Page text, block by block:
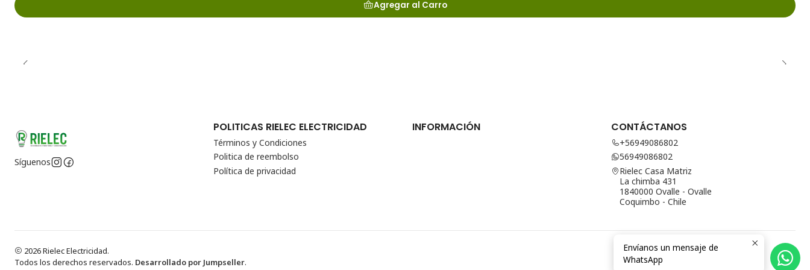
Agregar al Carro
Síguenos
POLITICAS RIELEC ELECTRICIDAD
Términos y Condiciones
Politica de reembolso
Política de privacidad
INFORMACIÓN CONTÁCTANOS
+56949086802
56949086802
Rielec Casa Matriz
La chimba 431
1840000 Ovalle - Ovalle
Coquimbo - Chile
2026 Rielec Electricidad.
Todos los derechos reservados. Desarrollado por Jumpseller.
Envíanos un mensaje de
WhatsApp